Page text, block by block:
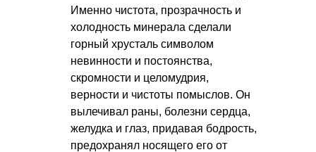
Именно чистота, прозрачность и
холодность минерала сделали
горный хрусталь символом
невинности и постоянства,
скромности и целомудрия,
верности и чистоты помыслов. Он
вылечивал раны, болезни сердца,
желудка и глаз, придавая бодрость,
предохранял носящего его от